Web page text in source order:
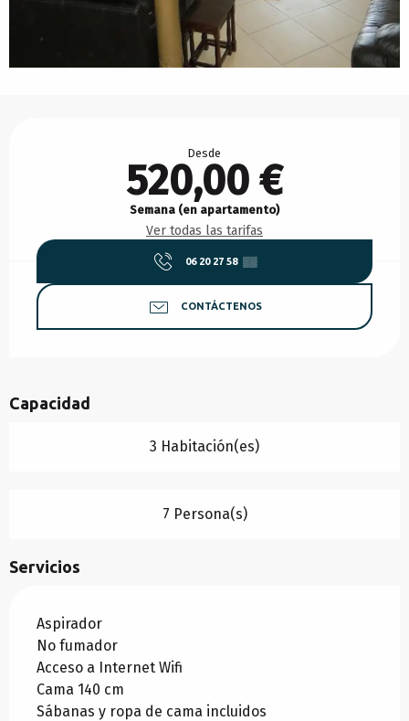
Desde
520,00 €
Semana (en apartamento)
Ver todas las tarifas
06 20 27 58 ▒▒
CONTÁCTENOS
Capacidad
3 Habitación(es)
7 Persona(s)
Servicios
Aspirador
No fumador
Acceso a Internet Wifi
Cama 140 cm
Sábanas y ropa de cama incluidos